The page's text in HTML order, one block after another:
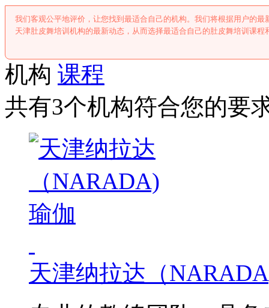
我们客观公平地评价，让您找到最适合自己的机构。我们将根据用户的
天津肚皮舞培训机构的最新动态，从而选择最适合自己的肚皮舞培训课程
机构 课程
共有3个机构符合您的要
天津纳拉达（